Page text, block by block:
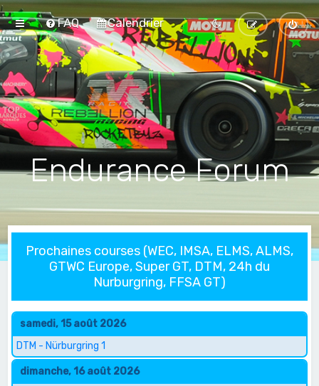
FAQ Calendrier
Endurance Forum
Prochaines courses (WEC, IMSA, ELMS, ALMS,
GTWC Europe, Super GT, DTM, 24h du
Nurburgring, FFSA GT)
samedi, 15 août 2026
DTM - Nürburgring 1
dimanche, 16 août 2026